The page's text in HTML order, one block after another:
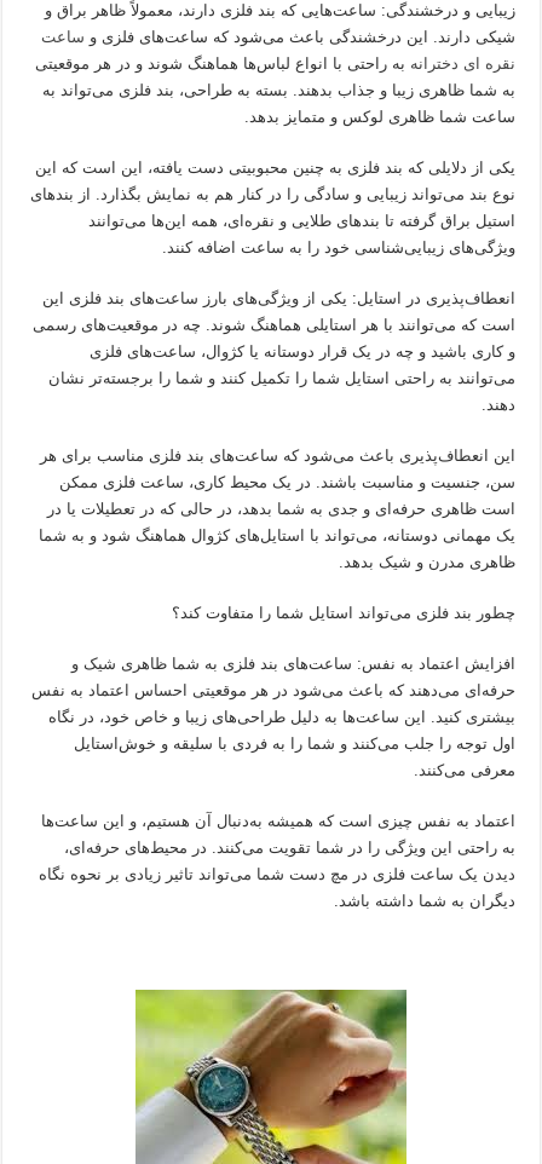
زیبایی و درخشندگی: ساعت‌هایی که بند فلزی دارند، معمولاً ظاهر براق و
شیکی دارند. این درخشندگی باعث می‌شود که ساعت‌های فلزی و ساعت
نقره ای دخترانه به راحتی با انواع لباس‌ها هماهنگ شوند و در هر موقعیتی
به شما ظاهری زیبا و جذاب بدهند. بسته به طراحی، بند فلزی می‌تواند به
ساعت شما ظاهری لوکس و متمایز بدهد.
یکی از دلایلی که بند فلزی به چنین محبوبیتی دست یافته، این است که این
نوع بند می‌تواند زیبایی و سادگی را در کنار هم به نمایش بگذارد. از بندهای
استیل براق گرفته تا بندهای طلایی و نقره‌ای، همه این‌ها می‌توانند
ویژگی‌های زیبایی‌شناسی خود را به ساعت اضافه کنند.
انعطاف‌پذیری در استایل: یکی از ویژگی‌های بارز ساعت‌های بند فلزی این
است که می‌توانند با هر استایلی هماهنگ شوند. چه در موقعیت‌های رسمی
و کاری باشید و چه در یک قرار دوستانه یا کژوال، ساعت‌های فلزی
می‌توانند به راحتی استایل شما را تکمیل کنند و شما را برجسته‌تر نشان
دهند.
این انعطاف‌پذیری باعث می‌شود که ساعت‌های بند فلزی مناسب برای هر
سن، جنسیت و مناسبت باشند. در یک محیط کاری، ساعت فلزی ممکن
است ظاهری حرفه‌ای و جدی به شما بدهد، در حالی که در تعطیلات یا در
یک مهمانی دوستانه، می‌تواند با استایل‌های کژوال هماهنگ شود و به شما
ظاهری مدرن و شیک بدهد.
چطور بند فلزی می‌تواند استایل شما را متفاوت کند؟
افزایش اعتماد به نفس: ساعت‌های بند فلزی به شما ظاهری شیک و
حرفه‌ای می‌دهند که باعث می‌شود در هر موقعیتی احساس اعتماد به نفس
بیشتری کنید. این ساعت‌ها به دلیل طراحی‌های زیبا و خاص خود، در نگاه
اول توجه را جلب می‌کنند و شما را به فردی با سلیقه و خوش‌استایل
معرفی می‌کنند.
اعتماد به نفس چیزی است که همیشه به‌دنبال آن هستیم، و این ساعت‌ها
به راحتی این ویژگی را در شما تقویت می‌کنند. در محیط‌های حرفه‌ای،
دیدن یک ساعت فلزی در مچ دست شما می‌تواند تاثیر زیادی بر نحوه نگاه
دیگران به شما داشته باشد.